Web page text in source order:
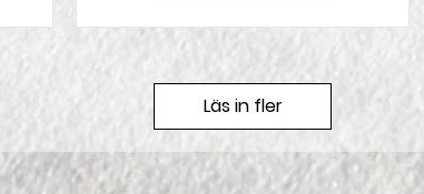
Läs in fler